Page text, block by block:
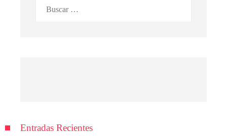
Entradas Recientes